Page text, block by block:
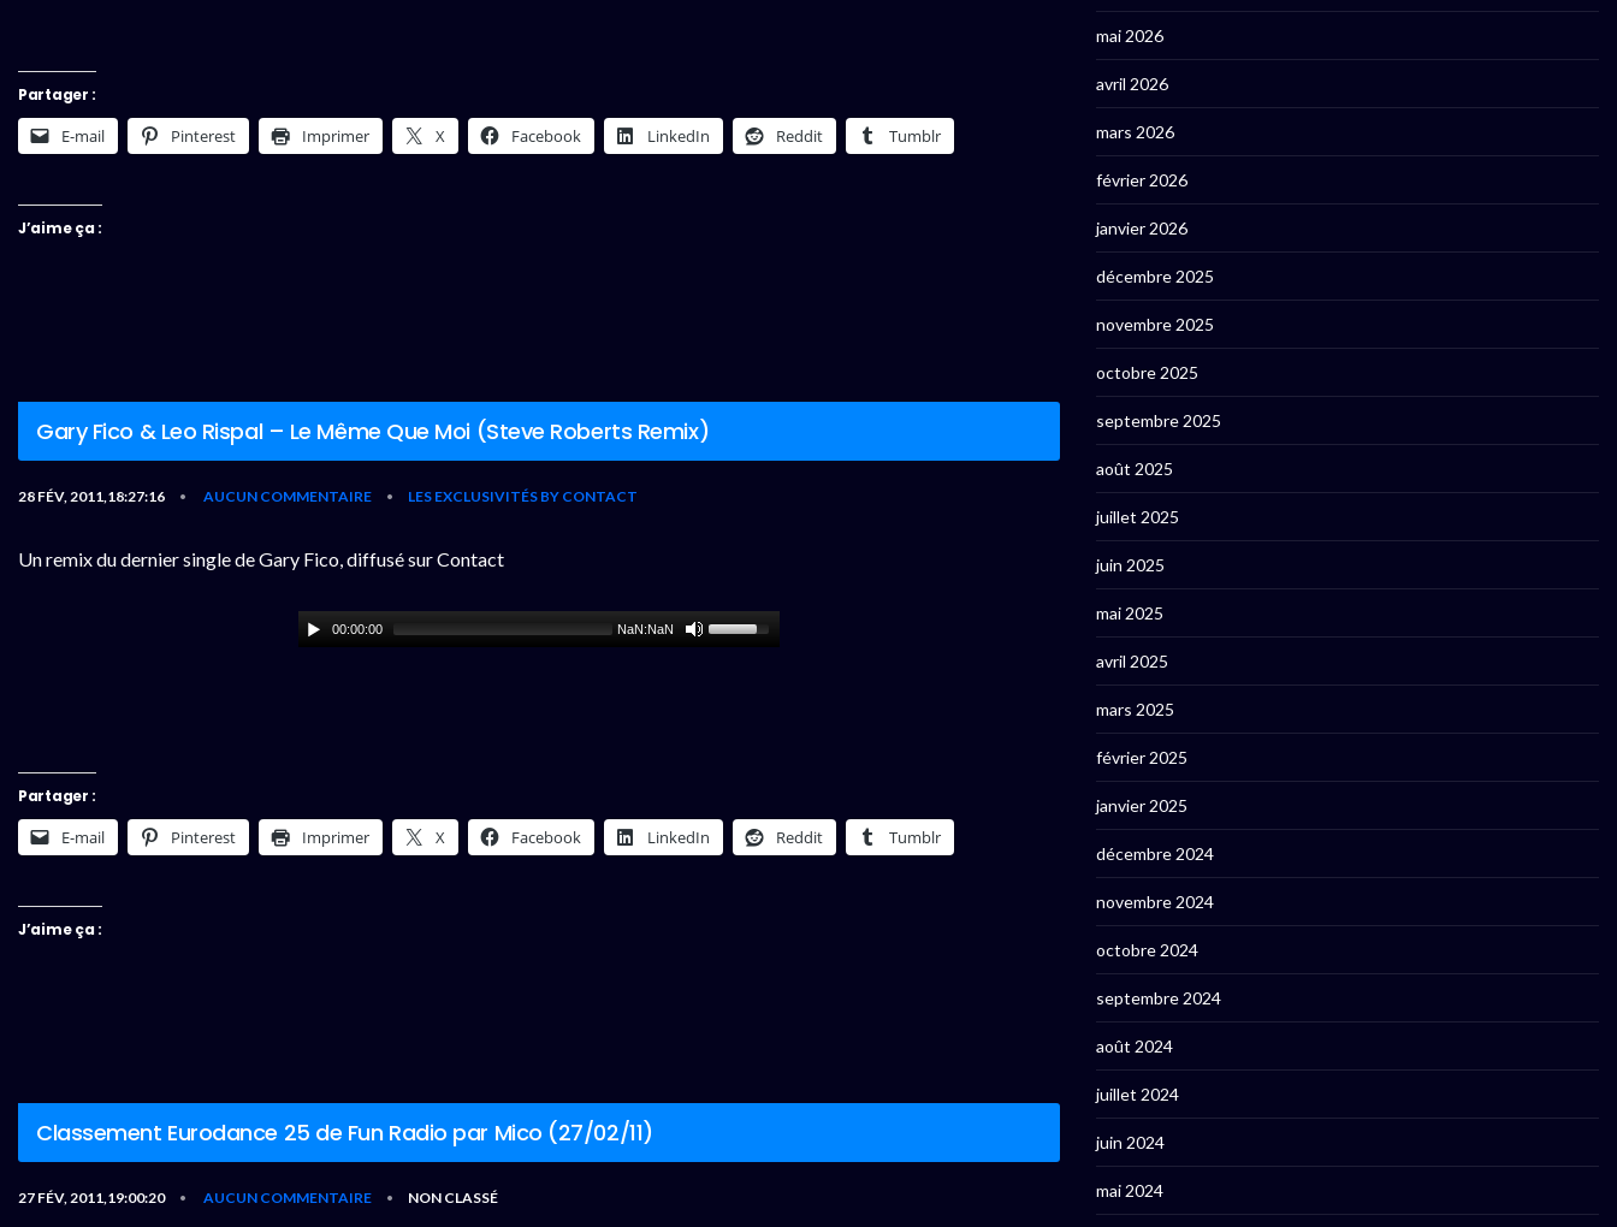
Partager :
E-mail Pinterest Imprimer X Facebook LinkedIn Reddit Tumblr
J’aime ça :
Gary Fico & Leo Rispal – Le Même Que Moi (Steve Roberts Remix)
28 FÉV, 2011,18:27:16 • AUCUN COMMENTAIRE • LES EXCLUSIVITÉS BY CONTACT
Un remix du dernier single de Gary Fico, diffusé sur Contact
00:00:00 NaN:NaN
Partager :
E-mail Pinterest Imprimer X Facebook LinkedIn Reddit Tumblr
J’aime ça :
Classement Eurodance 25 de Fun Radio par Mico (27/02/11)
27 FÉV, 2011,19:00:20 • AUCUN COMMENTAIRE • NON CLASSÉ
mai 2026
avril 2026
mars 2026
février 2026
janvier 2026
décembre 2025
novembre 2025
octobre 2025
septembre 2025
août 2025
juillet 2025
juin 2025
mai 2025
avril 2025
mars 2025
février 2025
janvier 2025
décembre 2024
novembre 2024
octobre 2024
septembre 2024
août 2024
juillet 2024
juin 2024
mai 2024